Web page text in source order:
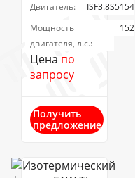
Двигатель:
ISF3.8S5154
Мощность
двигателя, л.с.:
152
Цена по
запросу
Получить
предложение